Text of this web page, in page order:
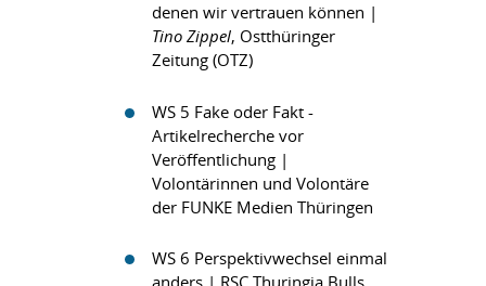
denen wir vertrauen können |
Tino Zippel, Ostthüringer
Zeitung (OTZ)
WS 5 Fake oder Fakt -
Artikelrecherche vor
Veröffentlichung |
Volontärinnen und Volontäre
der FUNKE Medien Thüringen
WS 6 Perspektivwechsel einmal
anders | RSC Thuringia Bulls